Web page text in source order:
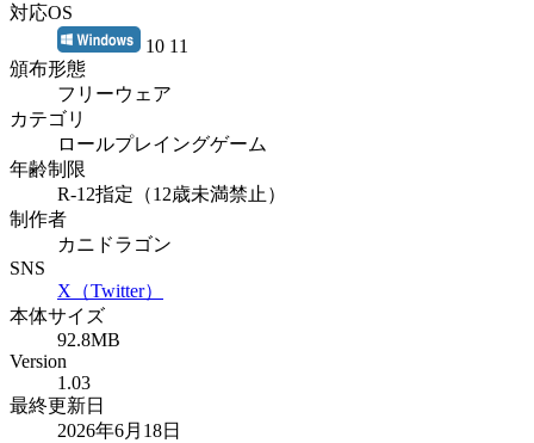
対応OS
10 11
頒布形態
フリーウェア
カテゴリ
ロールプレイングゲーム
年齢制限
R-12指定（12歳未満禁止）
制作者
カニドラゴン
SNS
X（Twitter）
本体サイズ
92.8MB
Version
1.03
最終更新日
2026年6月18日